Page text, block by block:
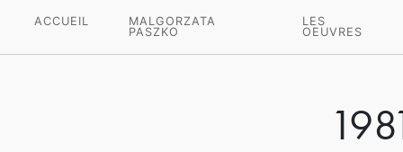
ACCUEIL
MALGORZATA
PASZKO
LES
OEUVRES